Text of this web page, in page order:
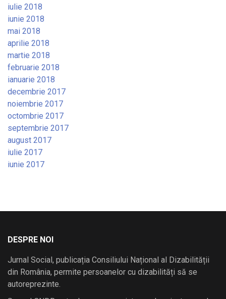
iulie 2018
iunie 2018
mai 2018
aprilie 2018
martie 2018
februarie 2018
ianuarie 2018
decembrie 2017
noiembrie 2017
octombrie 2017
septembrie 2017
august 2017
iulie 2017
iunie 2017
DESPRE NOI
Jurnal Social, publicația Consiliului Național al Dizabilității
din România, permite persoanelor cu dizabilități să se
autoreprezinte.